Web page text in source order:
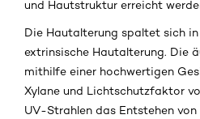
und Hautstruktur erreicht
Die Hautalterung spaltet sich
extrinsische Hautalterung. Die
mithilfe einer hochwertigen
Xylane und Lichtschutzfaktor
UV-Strahlen das Entstehen